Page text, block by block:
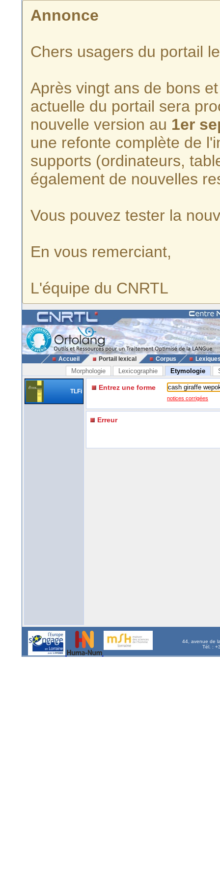
Annonce
Chers usagers du portail
Après vingt ans de bons
actuelle du portail sera
nouvelle version au 1er
une refonte complète de
supports (ordinateurs,
également de nouvelles
Vous pouvez tester la
En vous remerciant,
L'équipe du CNRTL
Accueil Portail lexical Corpus
Morphologie Lexicographie Etymologie
TLFi Entrez une forme
notices corrigées
Erreur
44, avenue de
Tél. :